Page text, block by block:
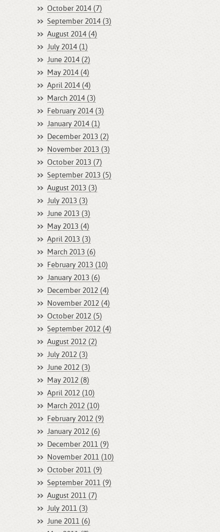
October 2014 (7)
September 2014 (3)
August 2014 (4)
July 2014 (1)
June 2014 (2)
May 2014 (4)
April 2014 (4)
March 2014 (3)
February 2014 (3)
January 2014 (1)
December 2013 (2)
November 2013 (3)
October 2013 (7)
September 2013 (5)
August 2013 (3)
July 2013 (3)
June 2013 (3)
May 2013 (4)
April 2013 (3)
March 2013 (6)
February 2013 (10)
January 2013 (6)
December 2012 (4)
November 2012 (4)
October 2012 (5)
September 2012 (4)
August 2012 (2)
July 2012 (3)
June 2012 (3)
May 2012 (8)
April 2012 (10)
March 2012 (10)
February 2012 (9)
January 2012 (6)
December 2011 (9)
November 2011 (10)
October 2011 (9)
September 2011 (9)
August 2011 (7)
July 2011 (3)
June 2011 (6)